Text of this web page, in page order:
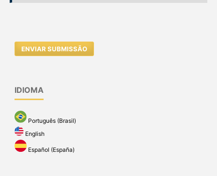
ENVIAR SUBMISSÃO
IDIOMA
Português (Brasil)
English
Español (España)